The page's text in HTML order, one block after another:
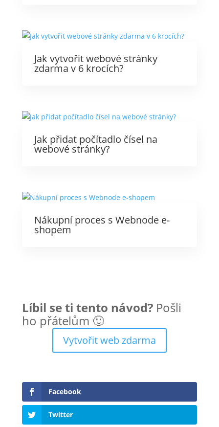
Jak vytvořit webové stránky
zdarma v 6 krocích?
Jak přidat počítadlo čísel na
webové stránky?
Nákupní proces s Webnode e-
shopem
Líbil se ti tento návod?Pošli
ho přátelům 🙂
Vytvořit web zdarma
Facebook
Twitter